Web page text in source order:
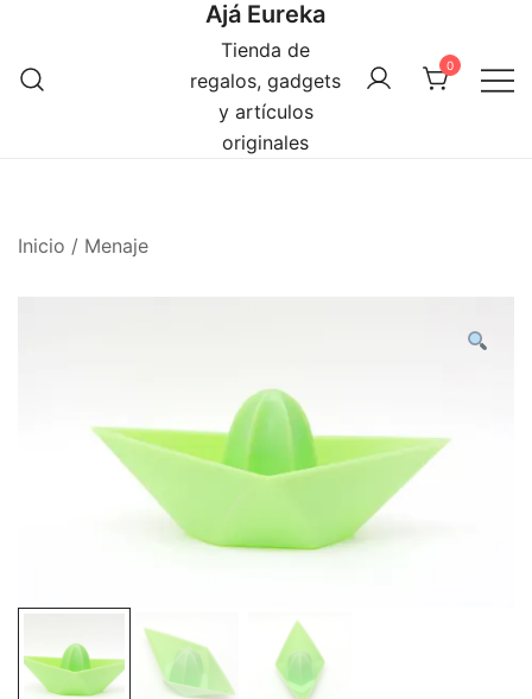
contenido
Ajá Eureka
Tienda de
regalos, gadgets
y artículos
originales
0
Inicio / Menaje